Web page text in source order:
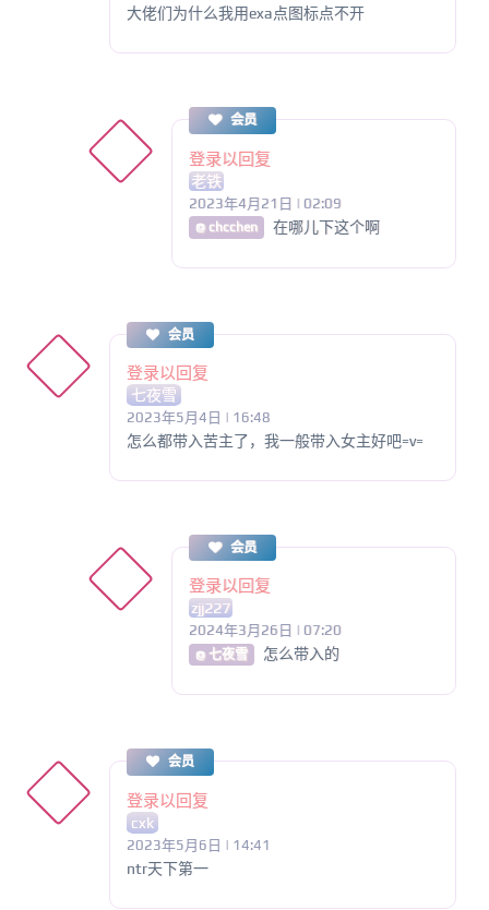
大佬们为什么我用exa点图标点不开
会员
登录以回复
老铁
2023年4月21日 | 02:09
@ chcchen 在哪儿下这个啊
会员
登录以回复
七夜雪
2023年5月4日 | 16:48
怎么都带入苦主了，我一般带入女主好吧=v=
会员
登录以回复
zjj227
2024年3月26日 | 07:20
@ 七夜雪 怎么带入的
会员
登录以回复
cxk
2023年5月6日 | 14:41
ntr天下第一